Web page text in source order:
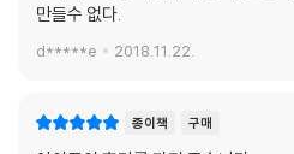
만들수 없다.
d*****e 2018.11.22.
종이책 구매